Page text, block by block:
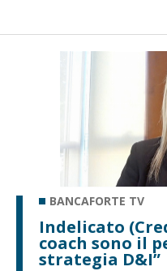
BANCAFORTE TV
Indelicato
coach sono il
strategia D&I”